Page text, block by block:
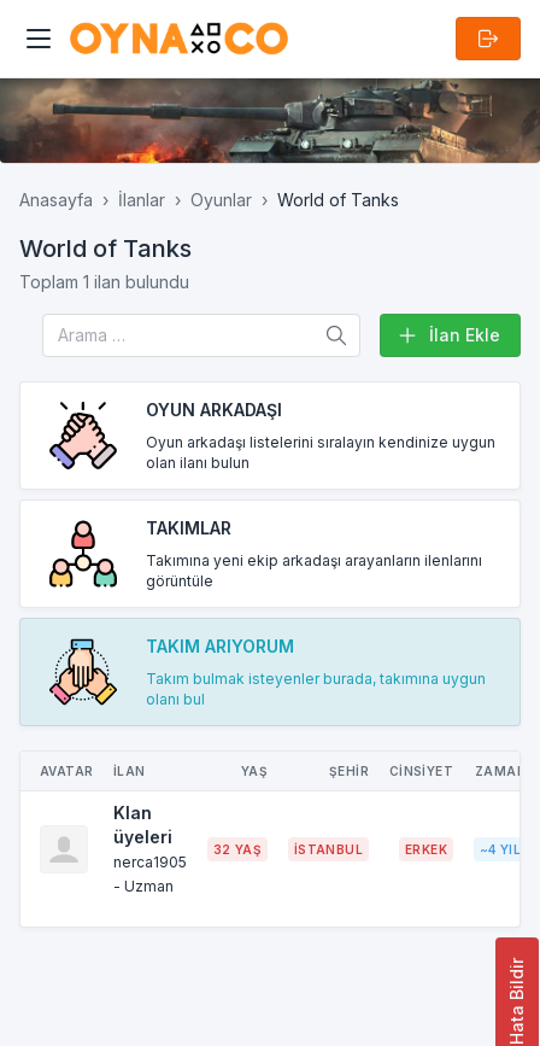
Hata Bildir
Anasayfa İlanlar Oyunlar World of Tanks
World of Tanks
Toplam 1 ilan bulundu
İlan Ekle
OYUN ARKADAŞI
Oyun arkadaşı listelerini sıralayın kendinize uygun
olan ilanı bulun
TAKIMLAR
Takımına yeni ekip arkadaşı arayanların ilenlarını
görüntüle
TAKIM ARIYORUM
Takım bulmak isteyenler burada, takımına uygun
olanı bul
AVATAR İLAN YAŞ ŞEHİR CİNSİYET ZAMAN
Klan
üyeleri
nerca1905
- Uzman
32 YAŞ İSTANBUL ERKEK ~4 YIL